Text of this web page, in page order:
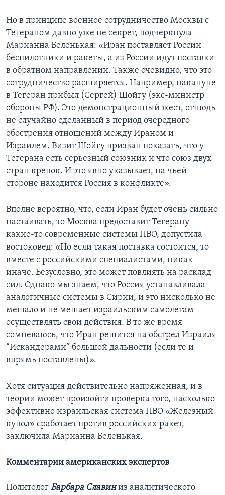
Но в принципе военное сотрудничество Москвы с
Тегераном давно уже не секрет, подчеркнула
Марианна Беленькая: «Иран поставляет России
беспилотники и ракеты, а из России идут поставки
в обратном направлении. Также очевидно, что это
сотрудничество расширяется. Например, накануне
в Тегеран прибыл (Сергей) Шойгу (экс-министр
обороны РФ). Это демонстрационный жест, отнюдь
не случайно сделанный в период очередного
обострения отношений между Ираном и
Израилем. Визит Шойгу призван показать, что у
Тегерана есть серьезный союзник и что союз двух
стран крепок. И это явно указывает, на чьей
стороне находится Россия в конфликте».
Вполне вероятно, что, если Иран будет очень сильно
настаивать, то Москва предоставит Тегерану
какие-то современные системы ПВО, допустила
востоковед: «Но если такая поставка состоится, то
вместе с российскими специалистами, никак
иначе. Безусловно, это может повлиять на расклад
сил. Однако мы знаем, что Россия устанавливала
аналогичные системы в Сирии, и это нисколько не
мешало и не мешает израильским самолетам
осуществлять свои действия. В то же время
сомневаюсь, что Иран решится на обстрел Израиля
“Искандерами” большой дальности (если те и
впрямь поставлены)».
Хотя ситуация действительно напряженная, и в
теории может произойти проверка того, насколько
эффективно израильская система ПВО «Железный
купол» сработает против российских ракет,
заключила Марианна Беленькая.
Комментарии американских экспертов
Политолог Барбара Славиниз аналитического